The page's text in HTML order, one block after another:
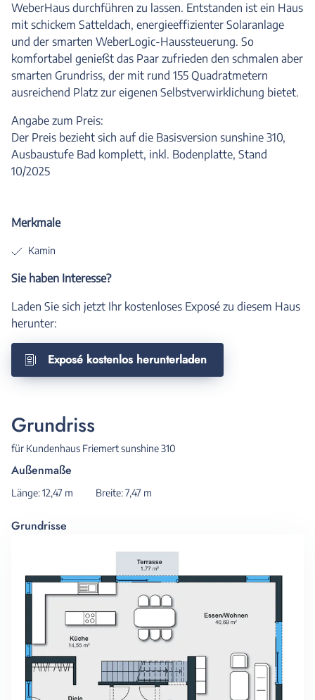
WeberHaus durchführen zu lassen. Entstanden ist ein Haus
mit schickem Satteldach, energieeffizienter Solaranlage
und der smarten WeberLogic-Haussteuerung. So
komfortabel genießt das Paar zufrieden den schmalen aber
smarten Grundriss, der mit rund 155 Quadratmetern
ausreichend Platz zur eigenen Selbstverwirklichung bietet.
Angabe zum Preis:
Der Preis bezieht sich auf die Basisversion sunshine 310,
Ausbaustufe Bad komplett, inkl. Bodenplatte, Stand
10/2025
Merkmale
Kamin
Sie haben Interesse?
Laden Sie sich jetzt Ihr kostenloses Exposé zu diesem Haus
herunter:
Exposé kostenlos herunterladen
Grundriss
für Kundenhaus Friemert sunshine 310
Außenmaße
Länge: 12,47 m Breite: 7,47 m
Grundrisse